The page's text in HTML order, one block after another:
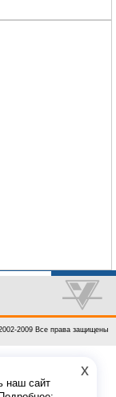
x
наш сайт
2009 Все права защищены